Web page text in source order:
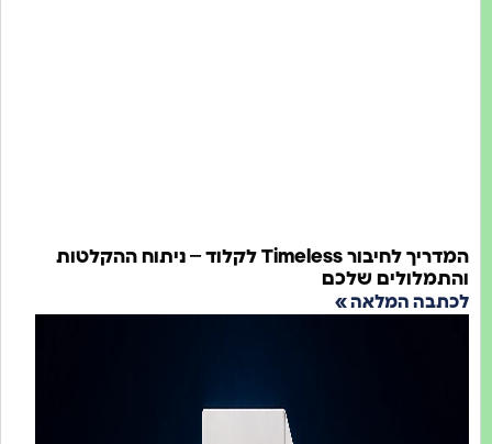
המדריך לחיבור Timeless לקלוד – ניתוח ההקלטות
שלכם
המלאה »